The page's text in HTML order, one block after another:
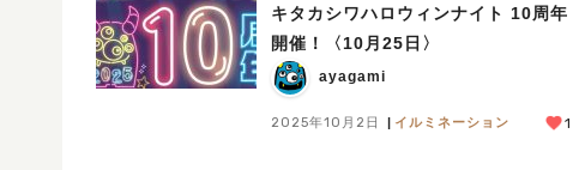
キタカシワハロウィンナイト 10周年
開催！〈10月25日〉
ayagami
2025年10月2日 イルミネーション 1